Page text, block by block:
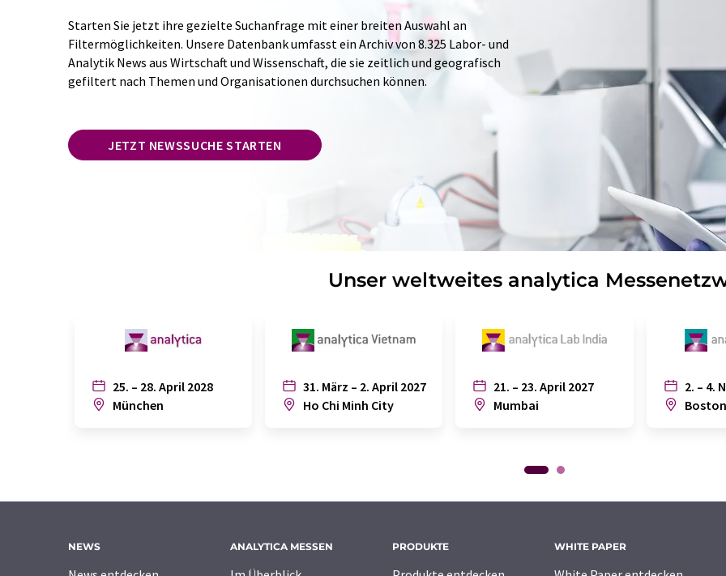
Starten Sie jetzt ihre gezielte Suchanfrage mit einer breiten Auswahl an
Filtermöglichkeiten. Unsere Datenbank umfasst ein Archiv von 8.325 Labor- und
Analytik News aus Wirtschaft und Wissenschaft, die sie zeitlich und geografisch
gefiltert nach Themen und Organisationen durchsuchen können.
JETZT NEWSSUCHE STARTEN
Unser weltweites analytica
25. – 28. April 2028
München
31. März – 2. April 2027
Ho Chi Minh City
21. – 23. April 2027
Mumbai
2. – 4.
Boston
NEWS ANALYTICA MESSEN PRODUKTE WHITE PAPER